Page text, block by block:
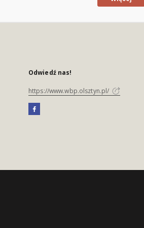
Odwiedź nas!
https://www.wbp.olsztyn.pl/